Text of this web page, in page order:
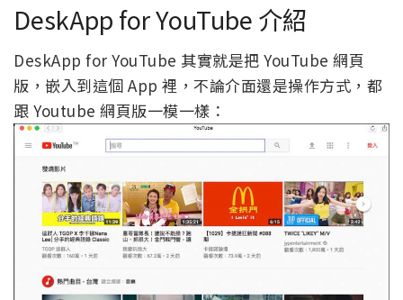
DeskApp for YouTube 介紹
DeskApp for YouTube 其實就是把 YouTube 網頁
版，嵌入到這個 App 裡，不論介面還是操作方式，都
跟 Youtube 網頁版一模一樣：